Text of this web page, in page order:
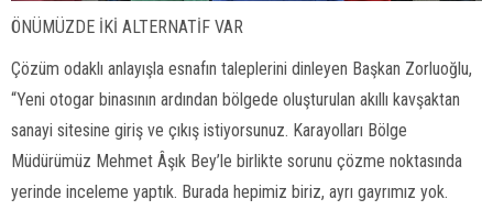
ÖNÜMÜZDE İKİ ALTERNATİF VAR
Çözüm odaklı anlayışla esnafın taleplerini dinleyen Başkan Zorluoğlu,
“Yeni otogar binasının ardından bölgede oluşturulan akıllı kavşaktan
sanayi sitesine giriş ve çıkış istiyorsunuz. Karayolları Bölge
Müdürümüz Mehmet Âşık Bey’le birlikte sorunu çözme noktasında
yerinde inceleme yaptık. Burada hepimiz biriz, ayrı gayrımız yok.